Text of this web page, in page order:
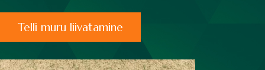
Telli muru liivatamine